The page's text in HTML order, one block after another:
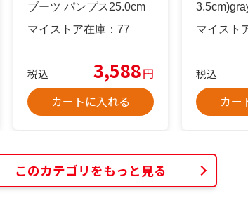
ブーツ パンプス25.0cm
マイストア在庫： 77
税込 3,588円
カートに入れる
マイスト
税込
カー
このカテゴリをもっと見る